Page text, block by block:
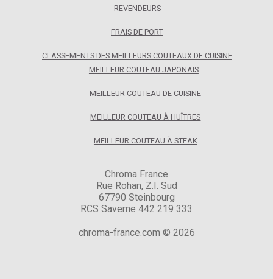
REVENDEURS
FRAIS DE PORT
CLASSEMENTS DES MEILLEURS COUTEAUX DE CUISINE
MEILLEUR COUTEAU JAPONAIS
MEILLEUR COUTEAU DE CUISINE
MEILLEUR COUTEAU À HUÎTRES
MEILLEUR COUTEAU À STEAK
Chroma France
Rue Rohan, Z.I. Sud
67790 Steinbourg
RCS Saverne 442 219 333
chroma-france.com © 2026